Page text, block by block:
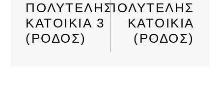
ΠΟΛΥΤΕΛΉΣ
ΚΑΤΟΙΚΊΑ 3
(ΡΌΔΟΣ)
ΠΟΛΥΤΕΛΉΣ
ΚΑΤΟΙΚΊΑ
(ΡΌΔΟΣ)